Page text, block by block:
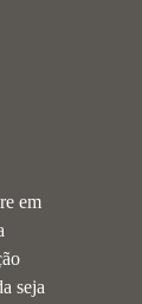
em
seja